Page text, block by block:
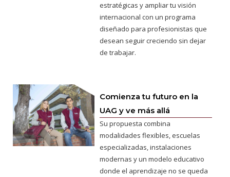
estratégicas y ampliar tu visión
internacional con un programa
diseñado para profesionistas que
desean seguir creciendo sin dejar
de trabajar.
Comienza tu futuro en la
UAG y ve más allá
Su propuesta combina
modalidades flexibles, escuelas
especializadas, instalaciones
modernas y un modelo educativo
donde el aprendizaje no se queda